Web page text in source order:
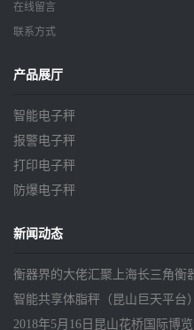
在线留言
联系方式
产品展厅
智能电子秤
报警电子秤
打印电子秤
防爆电子秤
新闻动态
衡器界的大佬汇聚上海长三角衡
智能共享体脂秤（昆山巨天平台
2018年5月16日昆山花桥国际博